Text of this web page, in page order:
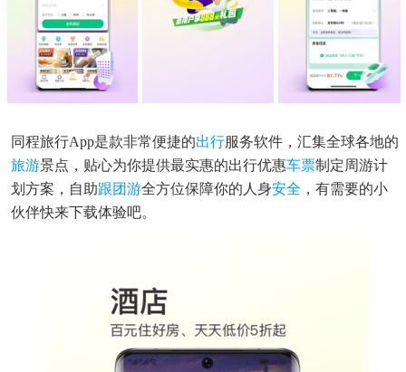
同程旅行app是款非常便捷的出行服务软件，汇集全球各地的
旅游景点，贴心为你提供最实惠的出行优惠车票制定周游计
划方案，自助跟团游全方位保障你的人身安全 ，有需要的小
伙伴快来下载体验吧。